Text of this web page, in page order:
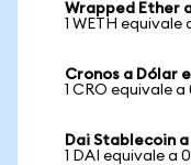
Wrapped Ether
1 WETH equivale
Cronos a Dólar
1 CRO equivale
Dai Stablecoin
1 DAI equivale a